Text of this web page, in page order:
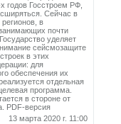
годов Госстроем РФ,
Сейчас в
регионов, в
почти
уделяет
сейсмозащите
в этих
для
обеспечения их
отдельная
программа.
в стороне от
PDF-версия
13 марта 2020 г. 11:00